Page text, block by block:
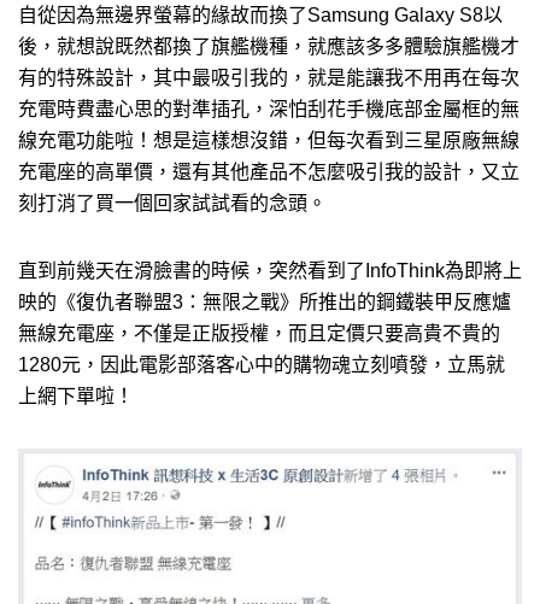
自從因為無邊界螢幕的緣故而換了Samsung Galaxy S8以
後，就想說既然都換了旗艦機種，就應該多多體驗旗艦機才
有的特殊設計，其中最吸引我的，就是能讓我不用再在每次
充電時費盡心思的對準插孔，深怕刮花手機底部金屬框的無
線充電功能啦！想是這樣想沒錯，但每次看到三星原廠無線
充電座的高單價，還有其他產品不怎麼吸引我的設計，又立
刻打消了買一個回家試試看的念頭。
直到前幾天在滑臉書的時候，突然看到了InfoThink為即將上
映的《復仇者聯盟3：無限之戰》所推出的鋼鐵裝甲反應爐
無線充電座，不僅是正版授權，而且定價只要高貴不貴的
1280元，因此電影部落客心中的購物魂立刻噴發，立馬就
上網下單啦！